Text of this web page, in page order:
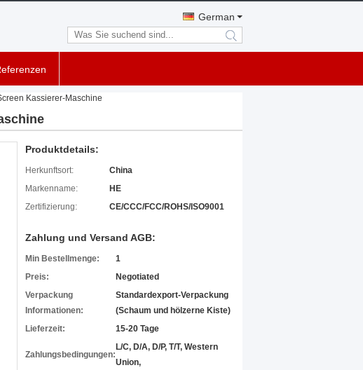
German
search
Kassierer-Maschine
Produktdetails:
Herkunftsort:
China
Markenname:
HE
Zertifizierung:
CE/CCC/FCC/ROHS/ISO9001
Zahlung und Versand AGB:
Min Bestellmenge:
1
Preis:
Negotiated
Verpackung
Informationen:
Standardexport-Verpackung
(Schaum und hölzerne Kiste)
Lieferzeit:
15-20 Tage
Zahlungsbedingungen:
L/C, D/A, D/P, T/T, Western
Union,